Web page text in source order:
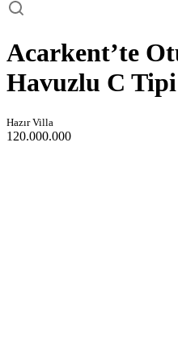
Acarkent’te
Havuzlu C
Hazır Villa
120.000.000